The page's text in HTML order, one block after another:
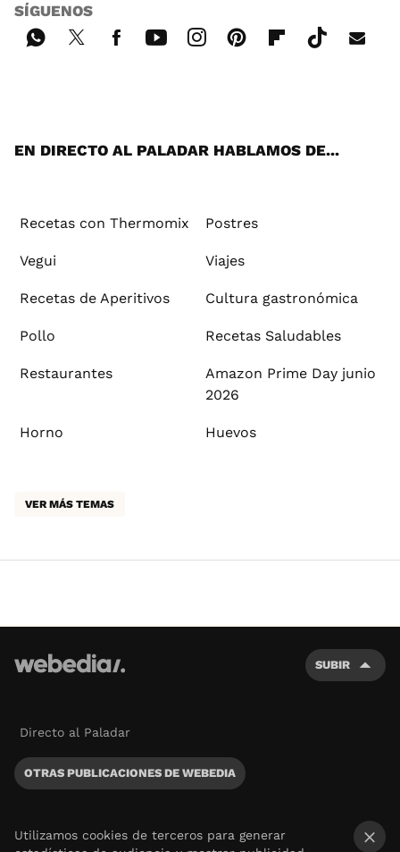
SÍGUENOS
EN DIRECTO AL PALADAR HABLAMOS DE...
Recetas con Thermomix Postres
Vegui Viajes
Recetas de Aperitivos Cultura gastronómica
Pollo Recetas Saludables
Restaurantes
Amazon Prime Day junio
2026
Horno Huevos
VER MÁS TEMAS
SUBIR
Directo al Paladar
OTRAS PUBLICACIONES DE WEBEDIA
Utilizamos cookies de terceros para generar